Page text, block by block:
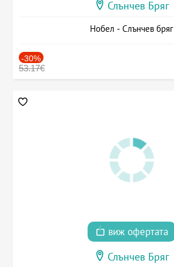
Слънчев Бряг
Нобел - Слънчев бряг
-30%
53.17€
виж офертата
Слънчев Бряг